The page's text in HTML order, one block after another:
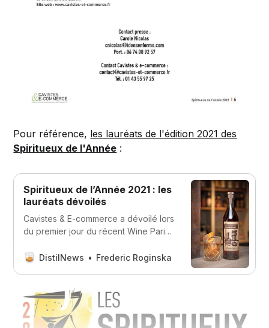
Pour référence, les lauréats de l'édition 2021 des
Spiritueux de l'Année :
Spiritueux de l’Année 2021 : les
lauréats dévoilés
Cavistes & E-commerce a dévoilé lors
du premier jour du récent Wine Paris
premiers Trophées des Spiritueux de
coeur des cavistes), Bache-
Gabrielsen (catégorie éco-
responsable), Dartigalongue (caté…
DistilNews Frederic Roginska